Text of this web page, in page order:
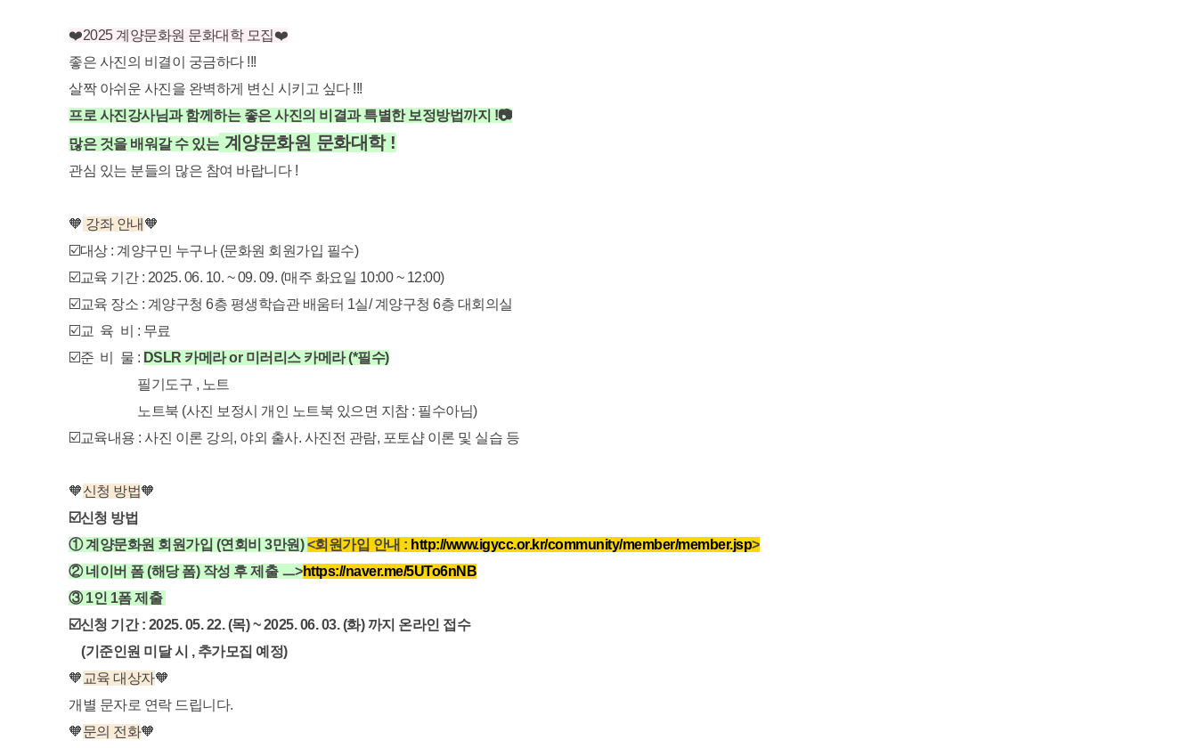
❤️2025 계양문화원 문화대학 모집❤️
좋은 사진의 비결이 궁금하다 !!!
살짝 아쉬운 사진을 완벽하게 변신 시키고 싶다 !!!
프로 사진강사님과 함께하는 좋은 사진의 비결과 특별한 보정방법까지 !📷
많은 것을 배워갈 수 있는 계양문화원 문화대학 !
관심 있는 분들의 많은 참여 바랍니다 !
🧡 강좌 안내 🧡
☑️대상 : 계양구민 누구나 (문화원 회원가입 필수)
☑️교육 기간 : 2025. 06. 10. ~ 09. 09. (매주 화요일 10:00 ~ 12:00)
☑️교육 장소 : 계양구청 6층 평생학습관 배움터 1실/ 계양구청 6층 대회의실
☑️교 육 비 : 무료
☑️준 비 물 : DSLR 카메라 or 미러리스 카메라 (*필수)
필기도구 , 노트
노트북 (사진 보정시 개인 노트북 있으면 지참 : 필수아님)
☑️교육내용 : 사진 이론 강의, 야외 출사. 사진전 관람, 포토샵 이론 및 실습 등
🧡신청 방법🧡
☑️신청 방법
① 계양문화원 회원가입 (연회비 3만원)<회원가입 안내 : http://www.igycc.or.kr/community/member/member.jsp>
② 네이버 폼 (해당 폼) 작성 후 제출 ㅡ>https://naver.me/5UTo6nNB
③ 1인 1폼 제출
☑️신청 기간 : 2025. 05. 22. (목) ~ 2025. 06. 03. (화) 까지 온라인 접수
(기준인원 미달 시 , 추가모집 예정)
🧡 교육 대상자🧡
개별 문자로 연락 드립니다.
🧡문의 전화🧡